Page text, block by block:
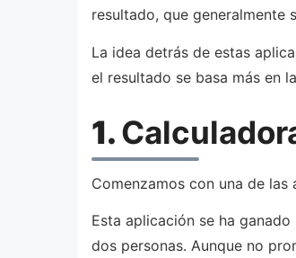
resultado, que generalmente
La idea detrás de estas
el resultado se basa más en
1.
Comenzamos con una de
Esta aplicación se ha
dos personas. Aunque no